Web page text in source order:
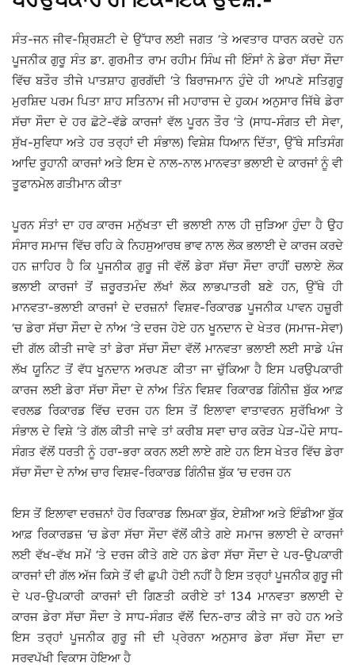
ਸੰਤ-ਜਨ ਜੀਵ-ਸ਼੍ਰਿਸ਼ਟੀ ਦੇ ਉੱਧਾਰ ਲਈ ਜਗਤ ‘ਤੇ ਅਵਤਾਰ ਧਾਰਨ ਕਰਦੇ ਹਨ
ਪੂਜਨੀਕ ਗੁਰੂ ਸੰਤ ਡਾ. ਗੁਰਮੀਤ ਰਾਮ ਰਹੀਮ ਸਿੰਘ ਜੀ ਇੰਸਾਂ ਨੇ ਡੇਰਾ ਸੱਚਾ ਸੌਦਾ
ਵਿੱਚ ਬਤੌਰ ਤੀਜੇ ਪਾਤਸ਼ਾਹ ਗੁਰਗੱਦੀ ‘ਤੇ ਬਿਰਾਜਮਾਨ ਹੁੰਦੇ ਹੀ ਆਪਣੇ ਸਤਿਗੁਰੂ
ਮੁਰਸ਼ਿਦ ਪਰਮ ਪਿਤਾ ਸ਼ਾਹ ਸਤਿਨਾਮ ਜੀ ਮਹਾਰਾਜ ਦੇ ਹੁਕਮ ਅਨੁਸਾਰ ਜਿੱਥੇ ਡੇਰਾ
ਸੱਚਾ ਸੌਦਾ ਦੇ ਹਰ ਛੋਟੇ-ਵੱਡੇ ਕਾਰਜਾਂ ਵੱਲ ਪੂਰਨ ਤੌਰ ‘ਤੇ (ਸਾਧ-ਸੰਗਤ ਦੀ ਸੇਵਾ,
ਸੁੱਖ-ਸੁਵਿਧਾ ਅਤੇ ਹਰ ਤਰ੍ਹਾਂ ਦੀ ਸੰਭਾਲ) ਵਿਸ਼ੇਸ਼ ਧਿਆਨ ਦਿੱਤਾ, ਉੱਥੇ ਸਤਿਸੰਗ
ਆਦਿ ਰੂਹਾਨੀ ਕਾਰਜਾਂ ਅਤੇ ਇਸ ਦੇ ਨਾਲ-ਨਾਲ ਮਾਨਵਤਾ ਭਲਾਈ ਦੇ ਕਾਰਜਾਂ ਨੂੰ ਵੀ
ਤੂਫਾਨਮੇਲ ਗਤੀਮਾਨ ਕੀਤਾ
ਪੂਰਨ ਸੰਤਾਂ ਦਾ ਹਰ ਕਾਰਜ ਮਨੁੱਖਤਾ ਦੀ ਭਲਾਈ ਨਾਲ ਹੀ ਜੁੜਿਆ ਹੁੰਦਾ ਹੈ ਉਹ
ਸੰਸਾਰ ਸਮਾਜ ਵਿੱਚ ਰਹਿ ਕੇ ਨਿਹਸੁਆਰਥ ਭਾਵ ਨਾਲ ਲੋਕ ਭਲਾਈ ਦੇ ਕਾਰਜ ਕਰਦੇ
ਹਨ ਜ਼ਾਹਿਰ ਹੈ ਕਿ ਪੂਜਨੀਕ ਗੁਰੂ ਜੀ ਵੱਲੋਂ ਡੇਰਾ ਸੱਚਾ ਸੌਦਾ ਰਾਹੀਂ ਚਲਾਏ ਲੋਕ
ਭਲਾਈ ਕਾਰਜਾਂ ਤੋਂ ਜ਼ਰੂਰਤਮੰਦ ਲੱਖਾਂ ਲੋਕ ਲਾਭਪਾਤਰੀ ਬਣੇ ਹਨ, ਉੱਥੇ ਹੀ
ਮਾਨਵਤਾ-ਭਲਾਈ ਕਾਰਜਾਂ ਦੇ ਦਰਜ਼ਨਾਂ ਵਿਸ਼ਵ-ਰਿਕਾਰਡ ਪੂਜਨੀਕ ਪਾਵਨ ਹਜ਼ੂਰੀ
‘ਚ ਡੇਰਾ ਸੱਚਾ ਸੌਦਾ ਦੇ ਨਾਂਅ ‘ਤੇ ਦਰਜ ਹੋਏ ਹਨ ਖੂਨਦਾਨ ਦੇ ਖੇਤਰ (ਸਮਾਜ-ਸੇਵਾ)
ਦੀ ਗੱਲ ਕੀਤੀ ਜਾਵੇ ਤਾਂ ਡੇਰਾ ਸੱਚਾ ਸੌਦਾ ਵੱਲੋਂ ਮਾਨਵਤਾ ਭਲਾਈ ਲਈ ਸਾਡੇ ਪੰਜ
ਲੱਖ ਯੂਨਿਟ ਤੋਂ ਵੱਧ ਖੂਨਦਾਨ ਅਰਪਣ ਕੀਤਾ ਜਾ ਚੁੱਕਿਆ ਹੈ ਇਸ ਪਰਉਪਕਾਰੀ
ਕਾਰਜ ਲਈ ਡੇਰਾ ਸੱਚਾ ਸੌਦਾ ਦੇ ਨਾਂਅ ਤਿੰਨ ਵਿਸ਼ਵ ਰਿਕਾਰਡ ਗਿੰਨੀਜ਼ ਬੁੱਕ ਆਫ਼
ਵਰਲਡ ਰਿਕਾਰਡ ਵਿੱਚ ਦਰਜ ਹਨ ਇਸ ਤੋਂ ਇਲਾਵਾ ਵਾਤਾਵਰਨ ਸੁਰੱਖਿਆ ਤੇ
ਸੰਭਾਲ ਦੇ ਵਿਸ਼ੇ ‘ਤੇ ਗੱਲ ਕੀਤੀ ਜਾਵੇ ਤਾਂ ਕਰੀਬ ਸਵਾ ਚਾਰ ਕਰੋੜ ਪੇੜ-ਪੌਦੇ ਸਾਧ-
ਸੰਗਤ ਵੱਲੋਂ ਧਰਤੀ ਨੂੰ ਹਰਾ-ਭਰਾ ਕਰਨ ਲਈ ਲਾਏ ਗਏ ਹਨ ਇਸ ਖੇਤਰ ਵਿੱਚ ਡੇਰਾ
ਸੱਚਾ ਸੌਦਾ ਦੇ ਨਾਂਅ ਚਾਰ ਵਿਸ਼ਵ-ਰਿਕਾਰਡ ਗਿੰਨੀਜ਼ ਬੁੱਕ ‘ਚ ਦਰਜ ਹਨ
ਇਸ ਤੋਂ ਇਲਾਵਾ ਦਰਜ਼ਨਾਂ ਹੋਰ ਰਿਕਾਰਡ ਲਿਮਕਾ ਬੁੱਕ, ਏਸ਼ੀਆ ਅਤੇ ਇੰਡੀਆ ਬੁੱਕ
ਆਫ਼ ਰਿਕਾਰਡਜ਼ ‘ਚ ਡੇਰਾ ਸੱਚਾ ਸੌਦਾ ਵੱਲੋਂ ਕੀਤੇ ਗਏ ਸਮਾਜ ਭਲਾਈ ਦੇ ਕਾਰਜਾਂ
ਲਈ ਵੱਖ-ਵੱਖ ਸਮੇਂ ‘ਤੇ ਦਰਜ ਕੀਤੇ ਗਏ ਹਨ ਡੇਰਾ ਸੱਚਾ ਸੌਦਾ ਦੇ ਪਰ-ਉਪਕਾਰੀ
ਕਾਰਜਾਂ ਦੀ ਗੱਲ ਅੱਜ ਕਿਸੇ ਤੋਂ ਵੀ ਛੁਪੀ ਹੋਈ ਨਹੀਂ ਹੈ ਇਸ ਤਰ੍ਹਾਂ ਪੂਜਨੀਕ ਗੁਰੂ ਜੀ
ਦੇ ਪਰ-ਉਪਕਾਰੀ ਕਾਰਜਾਂ ਦੀ ਗਿਣਤੀ ਕਰੀਏ ਤਾਂ 134 ਮਾਨਵਤਾ ਭਲਾਈ ਦੇ
ਕਾਰਜ ਡੇਰਾ ਸੱਚਾ ਸੌਦਾ ਤੇ ਸਾਧ-ਸੰਗਤ ਵੱਲੋਂ ਦਿਨ-ਰਾਤ ਕੀਤੇ ਜਾ ਰਹੇ ਹਨ ਅਤੇ
ਇਸ ਤਰ੍ਹਾਂ ਪੂਜਨੀਕ ਗੁਰੂ ਜੀ ਦੀ ਪ੍ਰੇਰਨਾ ਅਨੁਸਾਰ ਡੇਰਾ ਸੱਚਾ ਸੌਦਾ ਦਾ
ਸਰਵਪੱਖੀ ਵਿਕਾਸ ਹੋਇਆ ਹੈ